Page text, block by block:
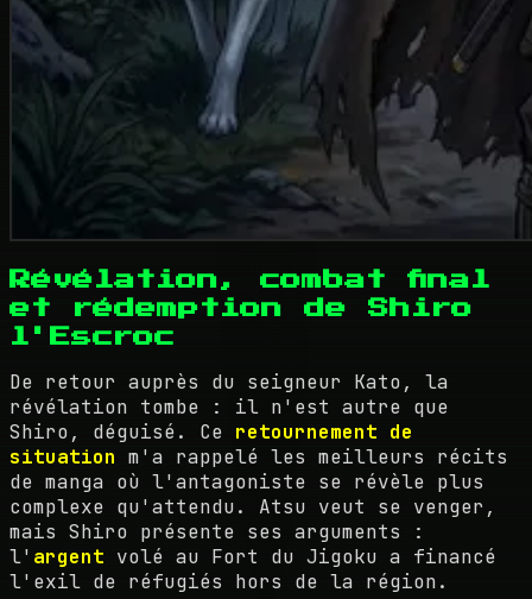
Révélation, combat final
et rédemption de Shiro
l'Escroc
De retour auprès du seigneur Kato, la
révélation tombe : il n'est autre que
Shiro, déguisé. Ce retournement de
situation m'a rappelé les meilleurs récits
de manga où l'antagoniste se révèle plus
complexe qu'attendu. Atsu veut se venger,
mais Shiro présente ses arguments :
l' argent volé au Fort du Jigoku a financé
l'exil de réfugiés hors de la région.